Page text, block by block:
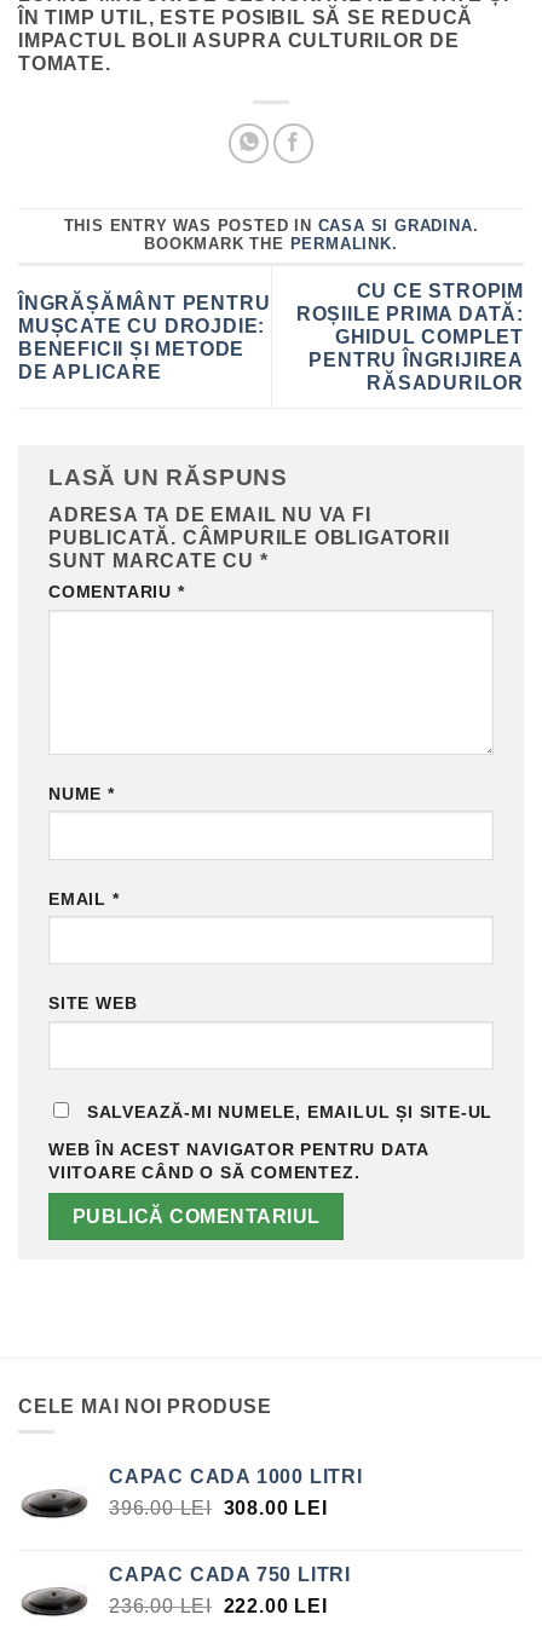
ÎN TIMP UTIL, ESTE POSIBIL SĂ SE REDUCĂ
IMPACTUL BOLII ASUPRA CULTURILOR DE
TOMATE.
THIS ENTRY WAS POSTED IN CASA SI GRADINA.
BOOKMARK THE PERMALINK.
ÎNGRĂȘĂMÂNT PENTRU
MUȘCATE CU DROJDIE:
BENEFICII ȘI METODE
DE APLICARE
CU CE STROPIM
ROȘIILE PRIMA DATĂ:
GHIDUL COMPLET
PENTRU ÎNGRIJIREA
RĂSADURILOR
LASĂ UN RĂSPUNS
ADRESA TA DE EMAIL NU VA FI
PUBLICATĂ. CÂMPURILE OBLIGATORII
SUNT MARCATE CU *
COMENTARIU *
NUME *
EMAIL *
SITE WEB
SALVEAZĂ-MI NUMELE, EMAILUL ȘI SITE-UL
WEB ÎN ACEST NAVIGATOR PENTRU DATA
VIITOARE CÂND O SĂ COMENTEZ.
CELE MAI NOI PRODUSE
CAPAC CADA 1000 LITRI
396.00LEI PREȚUL
FOST:
396.00 LEI.
308.00 LEI PREȚUL
308.00 LEI.
CAPAC CADA 750 LITRI
236.00LEI PREȚUL
222.00 LEI PREȚUL